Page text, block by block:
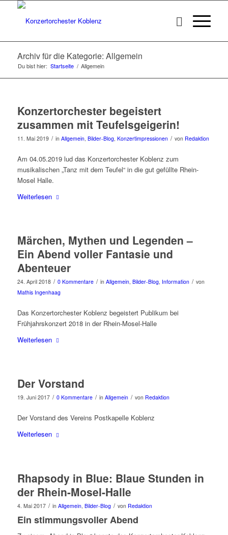
Archiv für die Kategorie: Allgemein
Du bist hier: Startseite / Allgemein
Konzertorchester begeistert
zusammen mit Teufelsgeigerin!
11. Mai 2019 / in Allgemein, Bilder-Blog, Konzertimpressionen / von Redaktion
Am 04.05.2019 lud das Konzertorchester Koblenz zum
musikalischen „Tanz mit dem Teufel“ in die gut gefüllte Rhein-
Mosel Halle.
Weiterlesen
Märchen, Mythen und Legenden –
Ein Abend voller Fantasie und
Abenteuer
24. April 2018 / 0 Kommentare / in Allgemein, Bilder-Blog, Information / von
Mathis Ingenhaag
Das Konzertorchester Koblenz begeistert Publikum bei
Frühjahrskonzert 2018 in der Rhein-Mosel-Halle
Weiterlesen
Der Vorstand
19. Juni 2017 / 0 Kommentare / in Allgemein / von Redaktion
Der Vorstand des Vereins Postkapelle Koblenz
Weiterlesen
Rhapsody in Blue: Blaue Stunden in
der Rhein-Mosel-Halle
4. Mai 2017 / in Allgemein, Bilder-Blog / von Redaktion
Ein stimmungsvoller Abend